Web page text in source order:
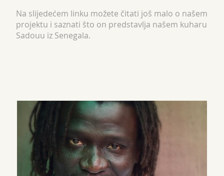
Na slijedećem linku možete čitati još malo o našem
projektu i saznati što on predstavlja našem kuharu
Sadouu iz Senegala.